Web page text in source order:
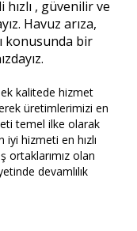
, güvenilir ve
Havuz arıza,
konusunda bir
kalitede hizmet
üretimlerimizi en
temel ilke olarak
hizmeti en hızlı
ortaklarımız olan
devamlılık